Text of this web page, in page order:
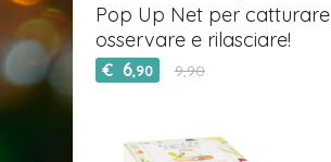
Pop Up Net per catturare,
osservare e rilasciare!
€ 6,90 9,90